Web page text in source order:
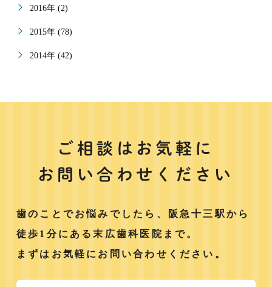
2016年 (2)
2015年 (78)
2014年 (42)
ご相談はお気軽に
お問い合わせください
歯のことでお悩みでしたら、阪急十三駅から
徒歩1分にある末広歯科医院まで。
まずはお気軽にお問い合わせください。